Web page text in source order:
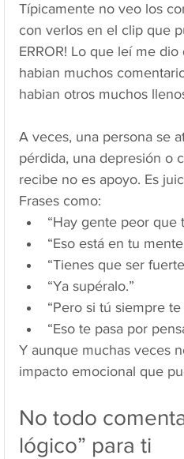
Típicamente no veo los
con verlos en el clip que
ERROR! Lo que leí me
habian muchos
habian otros muchos
A veces, una persona se
pérdida, una depresión o
recibe no es apoyo. Es
Frases como:
“Hay gente peor que
“Eso está en tu
“Tienes que ser
“Ya supéralo.”
“Pero si tú siempre te
“Eso te pasa por
Y aunque muchas veces
impacto emocional que
No todo
lógico” para ti